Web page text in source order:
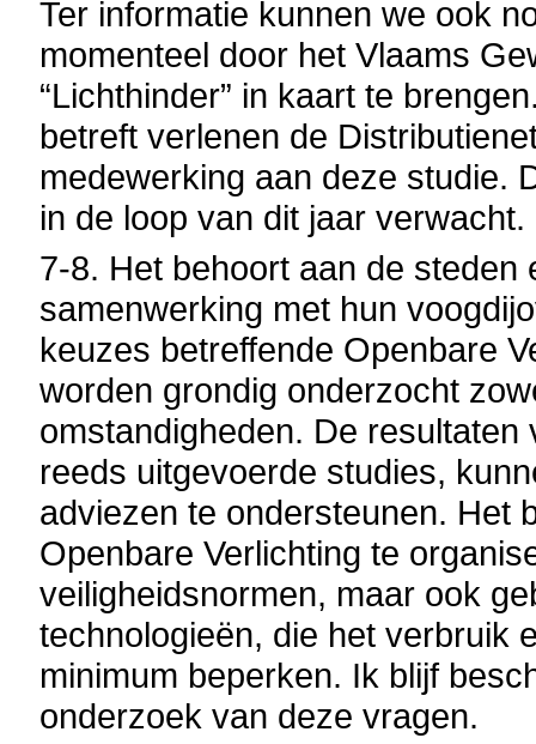
Ter informatie kunnen we ook
momenteel door het Vlaams
“Lichthinder” in kaart te
betreft verlenen de
medewerking aan deze studie.
in de loop van dit jaar verwacht.
7-8. Het behoort aan de steden
samenwerking met hun
keuzes betreffende Openbare
worden grondig onderzocht
omstandigheden. De
reeds uitgevoerde studies,
adviezen te ondersteunen. Het
Openbare Verlichting te
veiligheidsnormen, maar ook
technologieën, die het verbruik
minimum beperken. Ik blijf
onderzoek van deze vragen.